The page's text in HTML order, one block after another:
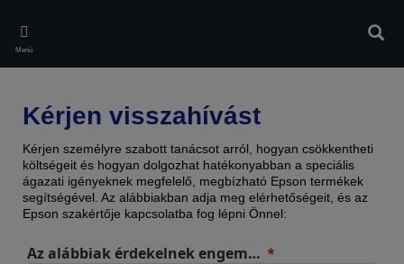
main
content
Menü
Kérjen visszahívást
Kérjen személyre szabott tanácsot arról, hogyan csökkentheti
költségeit és hogyan dolgozhat hatékonyabban a speciális
ágazati igényeknek megfelelő, megbízható Epson termékek
segítségével. Az alábbiakban adja meg elérhetőségeit, és az
Epson szakértője kapcsolatba fog lépni Önnel:
Az alábbiak érdekelnek engem…